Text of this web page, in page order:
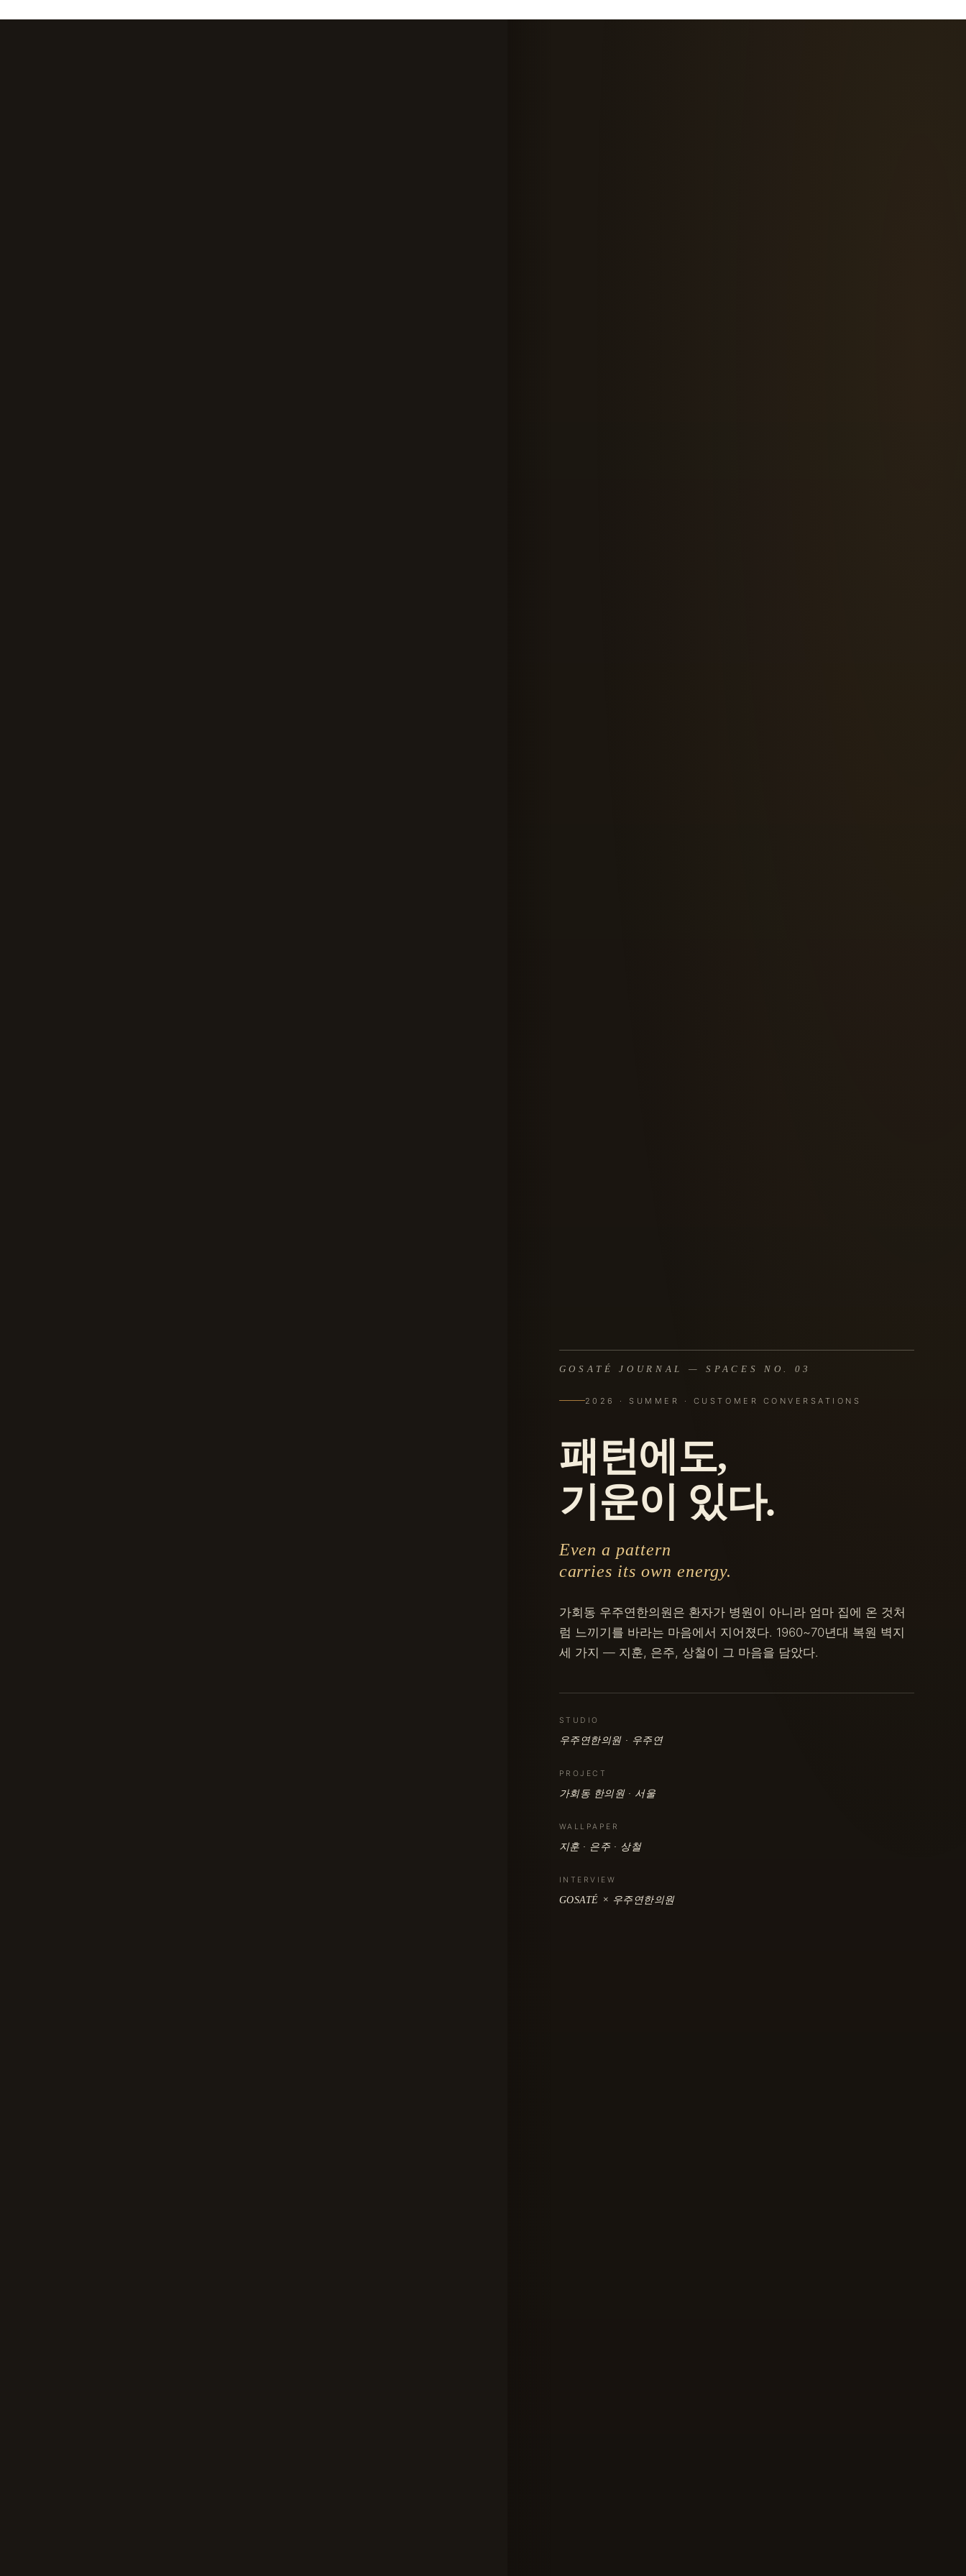
GOSATÉ JOURNAL — SPACES NO. 03
2026 · SUMMER · CUSTOMER CONVERSATIONS
패턴에도,
기운이 있다.
Even a pattern
carries its own energy.
가회동 우주연한의원은 환자가 병원이 아니라 엄마 집에 온 것처
럼 느끼기를 바라는 마음에서 지어졌다. 1960~70년대 복원 벽지
세 가지 — 지훈, 은주, 상철이 그 마음을 담았다.
STUDIO
우주연한의원 · 우주연
PROJECT
가회동 한의원 · 서울
WALLPAPER
지훈 · 은주 · 상철
INTERVIEW
GOSATÉ × 우주연한의원